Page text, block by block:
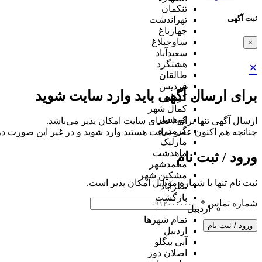
ثبت آگهی
×
×
برای ارسال آگهی باید وارد سایت شوید
ارسال آگهی تنها برای اعضای سایت امکان پذیر می‌باشد.
چنانچه هم‌ اکنون عضو سایت هستید وارد شوید و در غیر این صورت
ورود / ثبت نام
ثبت نام تنها با شماره موبایل امکان پذیر است.
شماره تماس *
ورود / ثبت نام
تنکمان
تهراندشت
چهارباغ
ساوجبلاغ
سعیدآباد
هشتگرد
طالقان
فردیس
کردان
کمال شهر
کوهسار
گرمدره
مارلیک
ماهدشت
محمدشهر
مشکین شهر
نظرآباد
بازگشت
اردبیل
تمام شهر‌ها
اردبیل
آبی بیگلو
اصلان دوز